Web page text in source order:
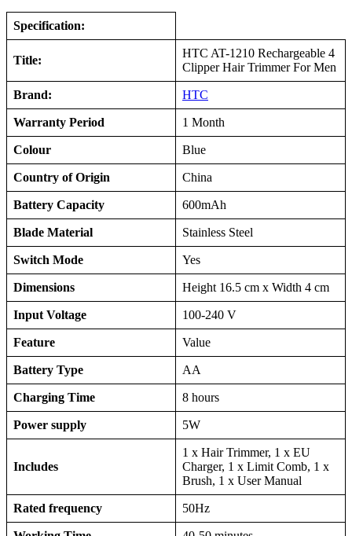
Specification:
Title:
HTC AT-1210 Rechargeable 4
Clipper Hair Trimmer For Men
Brand: HTC
Warranty Period 1 Month
Colour Blue
Country of Origin China
Battery Capacity 600mAh
Blade Material Stainless Steel
Switch Mode Yes
Dimensions Height 16.5 cm x Width 4 cm
Input Voltage 100-240 V
Feature Value
Battery Type AA
Charging Time 8 hours
Power supply 5W
Includes
1 x Hair Trimmer, 1 x EU
Charger, 1 x Limit Comb, 1 x
Brush, 1 x User Manual
Rated frequency 50Hz